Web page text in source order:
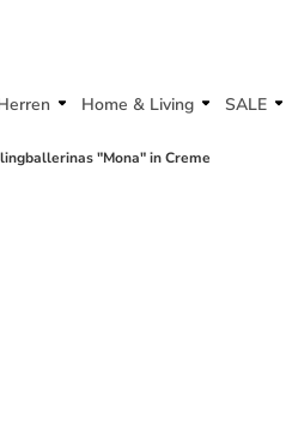
Home & Living SALE
"Mona" in Creme